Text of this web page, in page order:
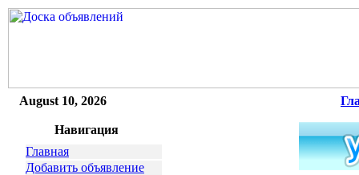
August 10, 2026
Навигация
Главная
Добавить объявление